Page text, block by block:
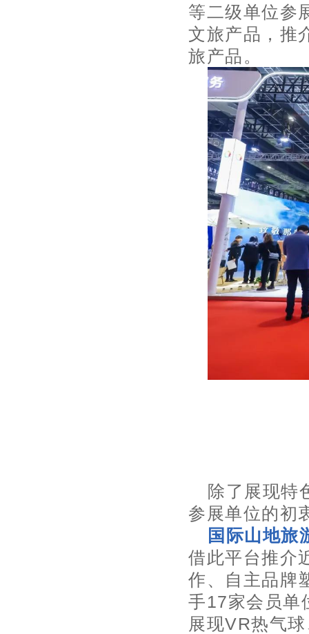
等二级单位参
文旅产品，推
旅产品。
除了展现特
参展单位的初
国际山地旅
借此平台推介
作、自主品牌
手17家会员单
展现VR热气